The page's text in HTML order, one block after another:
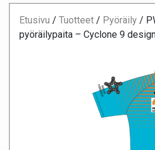
Etusivu / Tuotteet / Pyöräily /
pyöräilypaita – Cyclone 9